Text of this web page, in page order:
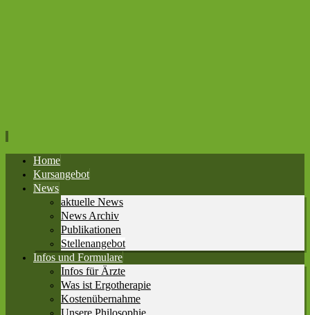
Home
Kursangebot
News
aktuelle News
News Archiv
Publikationen
Stellenangebot
Infos und Formulare
Infos für Ärzte
Was ist Ergotherapie
Kostenübernahme
Unsere Philosophie